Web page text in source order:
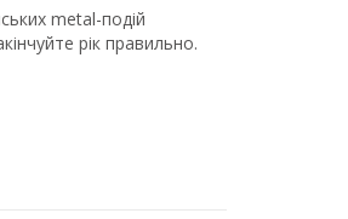
metal-подій
рік правильно.